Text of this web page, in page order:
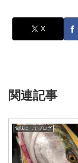
X
関連記事
旬味にしでブログ